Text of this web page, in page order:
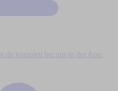
du komplett bei uns in der App.